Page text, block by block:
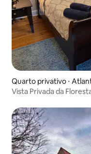
Quarto privativo ⋅
Vista Privada da